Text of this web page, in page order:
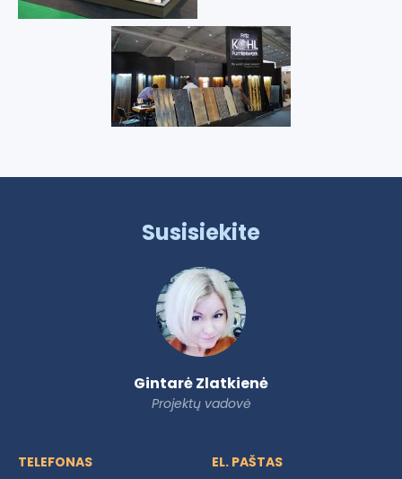
Susisiekite
Gintarė Zlatkienė
Projektų vadovė
TELEFONAS EL. PAŠTAS